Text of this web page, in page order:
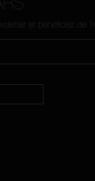
et bénéficiez de